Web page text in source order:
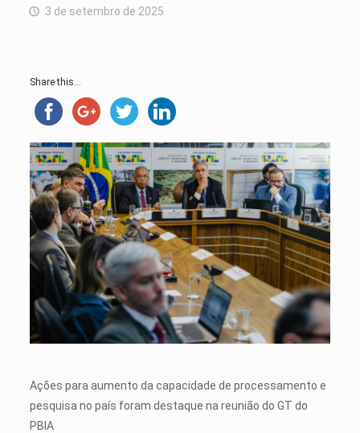
3 de setembro de 2025
Share this...
Ações para aumento da capacidade de processamento e
pesquisa no país foram destaque na reunião do GT do
PBIA